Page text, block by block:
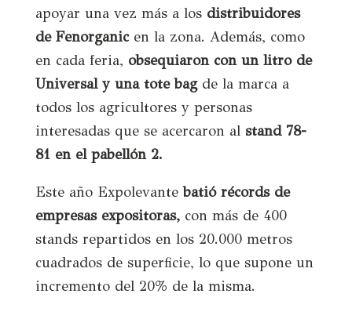
apoyar una vez más a los distribuidores
de Fenorganicen la zona. Además, como
en cada feria, obsequiaron con un litro de
Universal y una tote bagde la marca a
todos los agricultores y personas
interesadas que se acercaron al stand 78-
81 en el pabellón 2.
Este año Expolevantebatió récords de
empresas expositoras,con más de 400
stands repartidos en los 20.000 metros
cuadrados de superficie, lo que supone un
incremento del 20% de la misma.